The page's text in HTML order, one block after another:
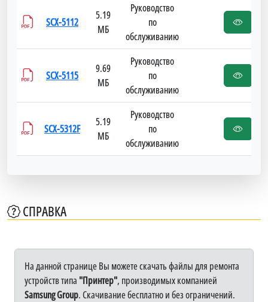
SCX-5112
5.19
МБ
Руководство
по
обслуживанию
SCX-5115
9.69
МБ
Руководство
по
обслуживанию
SCX-5312F
5.19
МБ
Руководство
по
обслуживанию
СПРАВКА
На данной странице Вы можете скачать файлы для ремонта
устройств типа "Принтер", производимых компанией
Samsung Group. Скачивание бесплатно и без ограничений.